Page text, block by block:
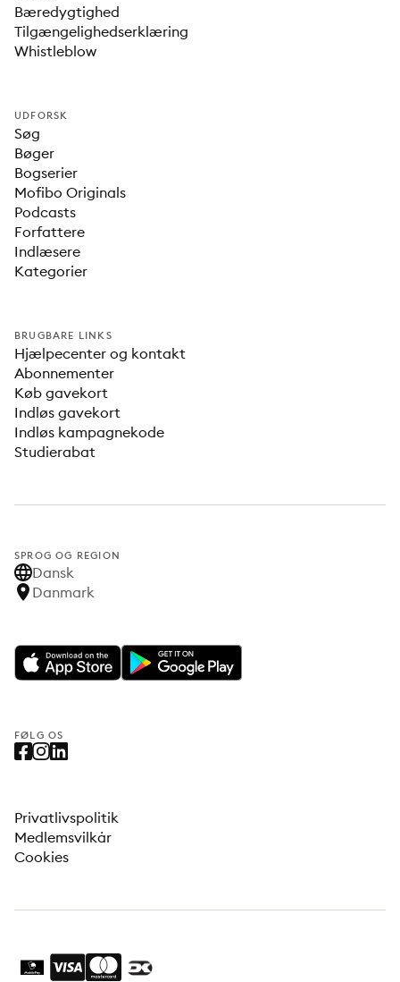
Bæredygtighed
Tilgængelighedserklæring
Whistleblow
UDFORSK
Søg
Bøger
Bogserier
Mofibo Originals
Podcasts
Forfattere
Indlæsere
Kategorier
BRUGBARE LINKS
Hjælpecenter og kontakt
Abonnementer
Køb gavekort
Indløs gavekort
Indløs kampagnekode
Studierabat
SPROG OG REGION
Dansk
Danmark
FØLG OS
Privatlivspolitik
Medlemsvilkår
Cookies